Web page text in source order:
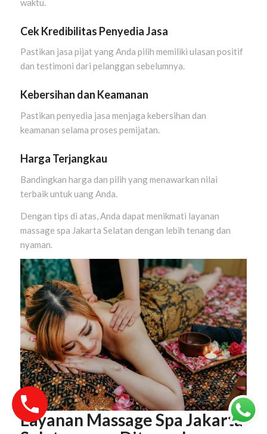
waktu.
Cek Kredibilitas Penyedia Jasa
Pastikan jasa pijat yang Anda pilih memiliki ulasan positif
dan testimoni dari pelanggan sebelumnya.
Kebersihan dan Keamanan
Pastikan penyedia jasa menjaga kebersihan dan
keamanan selama proses pemijatan.
Harga Terjangkau
Bandingkan harga dan pilih yang menawarkan nilai
terbaik untuk uang Anda.
Dengan tips di atas, Anda dapat menikmati layanan
massage spa Jakarta Selatan dengan lebih tenang dan
nyaman.
Layanan Massage Spa Jakarta